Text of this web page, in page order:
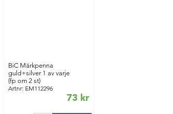
BiC Märkpenna
guld+silver 1 av varje
(fp om 2 st)
Artnr: EM112296
73 kr